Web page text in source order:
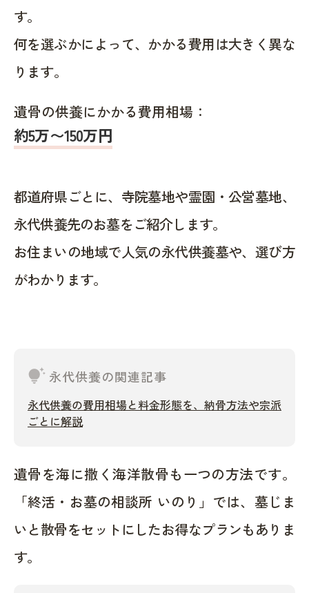
す。
何を選ぶかによって、かかる費用は大きく異な
ります。
遺骨の供養にかかる費用相場：
約5万〜150万円
都道府県ごとに、寺院墓地や霊園・公営墓地、
永代供養先のお墓をご紹介します。
お住まいの地域で人気の永代供養墓や、選び方
がわかります。
tips_and_updates 永代供養の関連記事
永代供養の費用相場と料金形態を、納骨方法や宗派
ごとに解説
遺骨を海に撒く海洋散骨も一つの方法です。
「終活・お墓の相談所 いのり」では、墓じま
いと散骨をセットにしたお得なプランもありま
す。